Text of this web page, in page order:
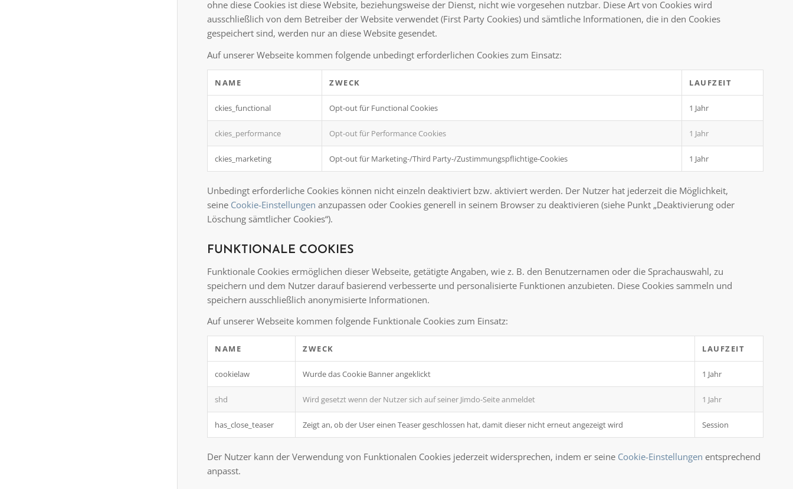
ohne diese Cookies ist diese Website, beziehungsweise der Dienst, nicht wie vorgesehen nutzbar. Diese Art von Cookies wird
ausschließlich von dem Betreiber der Website verwendet (First Party Cookies) und sämtliche Informationen, die in den Cookies
gespeichert sind, werden nur an diese Website gesendet.
Auf unserer Webseite kommen folgende unbedingt erforderlichen Cookies zum Einsatz:
NAME ZWECK LAUFZEIT
ckies_functional Opt-out für Functional Cookies 1 Jahr
ckies_performance Opt-out für Performance Cookies 1 Jahr
ckies_marketing Opt-out für Marketing-/Third Party-/Zustimmungspflichtige-Cookies 1 Jahr
Unbedingt erforderliche Cookies können nicht einzeln deaktiviert bzw. aktiviert werden. Der Nutzer hat jederzeit die Möglichkeit,
seine Cookie-Einstellungen anzupassen oder Cookies generell in seinem Browser zu deaktivieren (siehe Punkt „Deaktivierung oder
Löschung sämtlicher Cookies“).
FUNKTIONALE COOKIES
Funktionale Cookies ermöglichen dieser Webseite, getätigte Angaben, wie z. B. den Benutzernamen oder die Sprachauswahl, zu
speichern und dem Nutzer darauf basierend verbesserte und personalisierte Funktionen anzubieten. Diese Cookies sammeln und
speichern ausschließlich anonymisierte Informationen.
Auf unserer Webseite kommen folgende Funktionale Cookies zum Einsatz:
NAME ZWECK LAUFZEIT
cookielaw Wurde das Cookie Banner angeklickt 1 Jahr
shd Wird gesetzt wenn der Nutzer sich auf seiner Jimdo-Seite anmeldet 1 Jahr
has_close_teaser Zeigt an, ob der User einen Teaser geschlossen hat, damit dieser nicht erneut angezeigt wird Session
Der Nutzer kann der Verwendung von Funktionalen Cookies jederzeit widersprechen, indem er seine Cookie-Einstellungen entsprechend
anpasst.